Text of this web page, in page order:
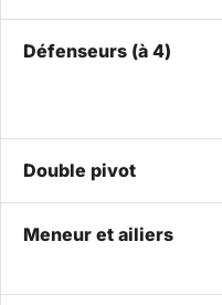
Défenseurs (à 4)
Double pivot
Meneur et ailiers